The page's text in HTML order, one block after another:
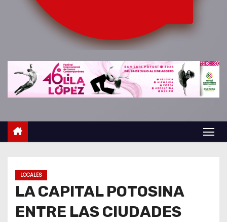
LOCALES
LA CAPITAL POTOSINA
ENTRE LAS CIUDADES